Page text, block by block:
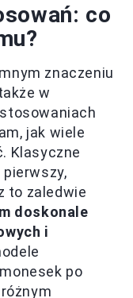
co
znaczeniu
w
jak wiele
Klasyczne
to zaledwie
doskonale
i
po